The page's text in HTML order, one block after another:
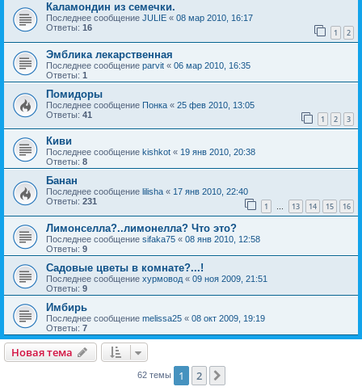
Каламондин из семечки.
Последнее сообщение JULIE « 08 мар 2010, 16:17
Ответы: 16 1 2
Эмблика лекарственная
Последнее сообщение parvit « 06 мар 2010, 16:35
Ответы: 1
Помидоры
Последнее сообщение Понка « 25 фев 2010, 13:05
Ответы: 41 1 2 3
Киви
Последнее сообщение kishkot « 19 янв 2010, 20:38
Ответы: 8
Банан
Последнее сообщение lilisha « 17 янв 2010, 22:40
Ответы: 231 1 … 13 14 15 16
Лимонселла?..лимонелла? Что это?
Последнее сообщение sifaka75 « 08 янв 2010, 12:58
Ответы: 9
Садовые цветы в комнате?...!
Последнее сообщение хурмовод « 09 ноя 2009, 21:51
Ответы: 9
Имбирь
Последнее сообщение melissa25 « 08 окт 2009, 19:19
Ответы: 7
Новая тема
62 темы 1 2